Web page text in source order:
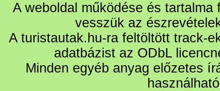
A weboldal működése és
vesszük az
A turistautak.hu-ra feltöltött track-
adatbázist az ODbL
Minden egyéb anyag előzetes